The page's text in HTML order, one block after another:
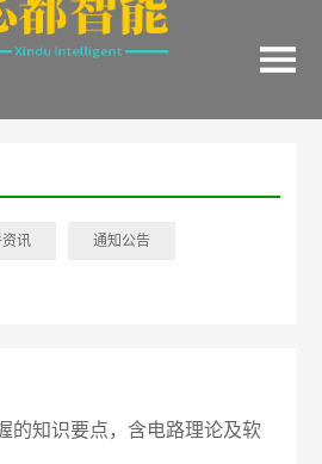
讯 通知公告
的知识要点，含电路理论及软